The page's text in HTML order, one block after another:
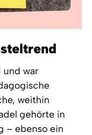
und war
weithin
gehörte in
– ebenso ein